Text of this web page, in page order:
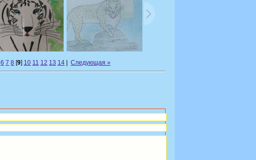
6 7 8 [9] 10 11 12 13 14 Следующая »